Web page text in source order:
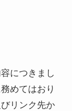
につきまし
めてはおり
リンク先か